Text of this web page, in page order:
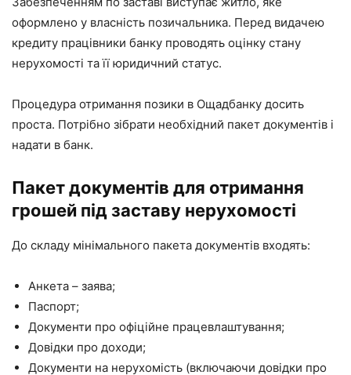
оформлено у власність позичальника. Перед видачею
кредиту працівники банку проводять оцінку стану
нерухомості та її юридичний статус.
Процедура отримання позики в Ощадбанку досить
проста. Потрібно зібрати необхідний пакет документів і
надати в банк.
Пакет документів для отримання
грошей під заставу нерухомості
До складу мінімального пакета документів входять:
Анкета – заява;
Паспорт;
Документи про офіційне працевлаштування;
Довідки про доходи;
Документи на нерухомість (включаючи довідки про